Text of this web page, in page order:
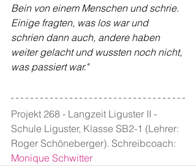
Bein von einem Menschen und schrie.
Einige fragten, was los war und
schrien dann auch, andere haben
weiter gelacht und wussten noch nicht,
was passiert war."
Projekt 268 - Langzeit Liguster II -
Schule Liguster, Klasse SB2-1 (Lehrer:
Roger Schöneberger). Schreibcoach:
Monique Schwitter